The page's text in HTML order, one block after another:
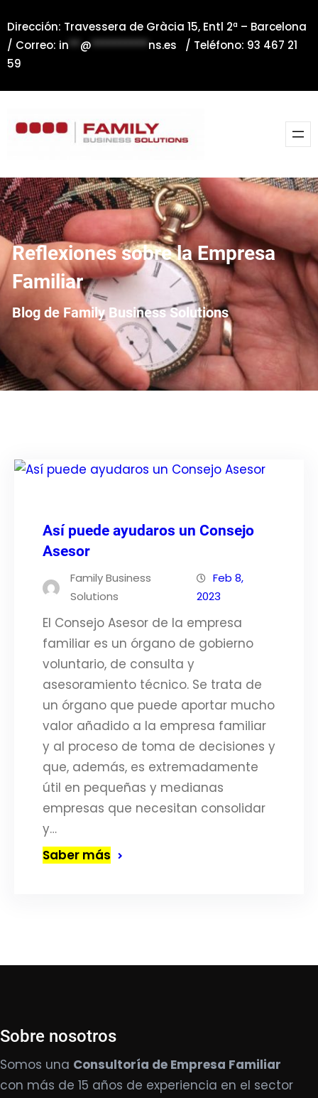
al
contenido
Dirección: Travessera de Gràcia 15, Entl 2ª – Barcelona
/ Correo: in**@**********ns.es / Teléfono: 93 467 21
59
Reflexiones sobre la Empresa
Familiar
Blog de Family Business Solutions
Así puede ayudaros un Consejo
Asesor
Family Business
Solutions
Feb 8,
2023
El Consejo Asesor de la empresa
familiar es un órgano de gobierno
voluntario, de consulta y
asesoramiento técnico. Se trata de
un órgano que puede aportar mucho
valor añadido a la empresa familiar
y al proceso de toma de decisiones y
que, además, es extremadamente
útil en pequeñas y medianas
empresas que necesitan consolidar
y…
Saber más
Sobre nosotros
Somos una Consultoría de Empresa Familiar
con más de 15 años de experiencia en el sector